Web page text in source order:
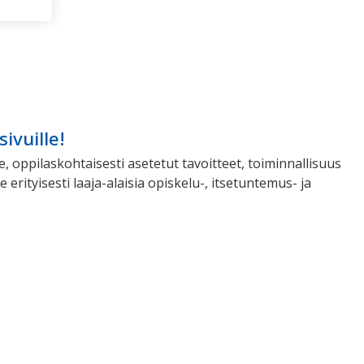
oppilaskohtaisesti asetetut tavoitteet, toiminnallisuus
erityisesti laaja-alaisia opiskelu-, itsetuntemus- ja